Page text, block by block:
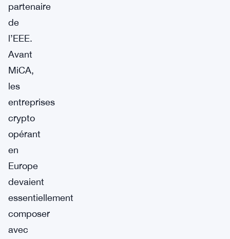
partenaire
de
l’EEE.
Avant
MiCA,
les
entreprises
crypto
opérant
en
Europe
devaient
essentiellement
composer
avec